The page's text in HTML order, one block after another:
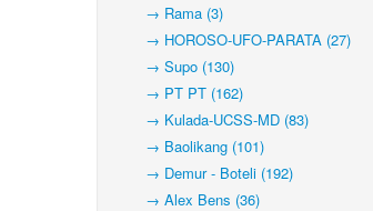
→ Rama (3)
→ HOROSO-UFO-PARATA (27)
→ Supo (130)
→ PT PT (162)
→ Kulada-UCSS-MD (83)
→ Baolikang (101)
→ Demur - Boteli (192)
→ Alex Bens (36)